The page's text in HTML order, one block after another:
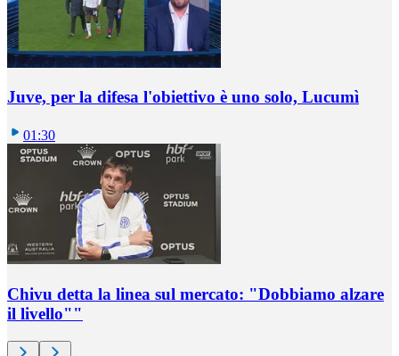
Juve, per la difesa l'obiettivo è uno solo, Lucumì
01:30
Chivu detta la linea sul mercato: "Dobbiamo alzare
il livello""